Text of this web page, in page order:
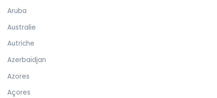
Aruba
Australie
Autriche
Azerbaïdjan
Azores
Açores